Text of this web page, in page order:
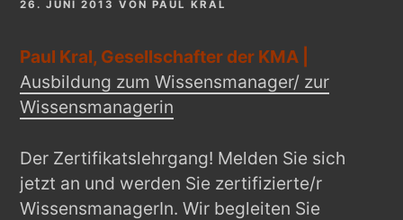
26. JUNI 2013 VONPAUL KRAL
Paul Kral, Gesellschafter der KMA |
Ausbildung zum Wissensmanager/ zur
Wissensmanagerin
Der Zertifikatslehrgang! Melden Sie sich
jetzt an und werden Sie zertifizierte/r
WissensmanagerIn. Wir begleiten Sie